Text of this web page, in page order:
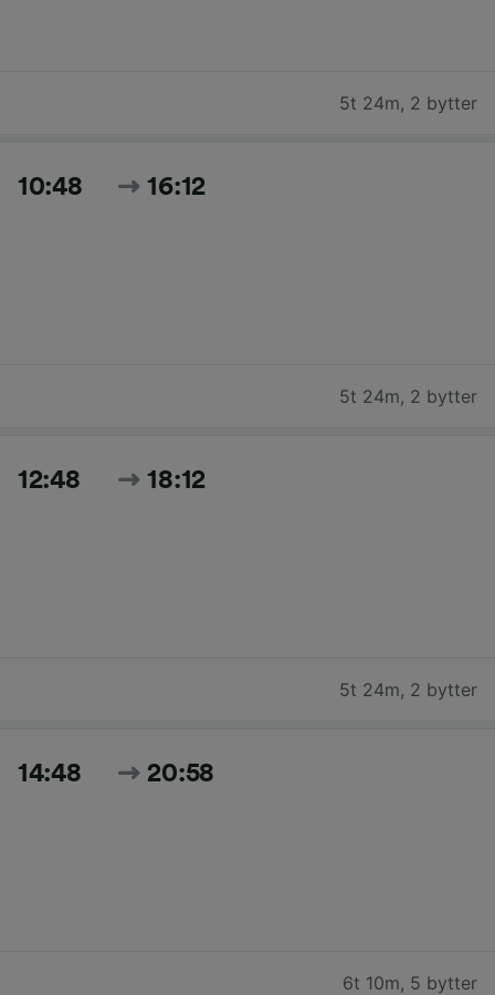
5t 24m, 2 bytter
10:48 16:12
5t 24m, 2 bytter
12:48 18:12
5t 24m, 2 bytter
14:48 20:58
6t 10m, 5 bytter